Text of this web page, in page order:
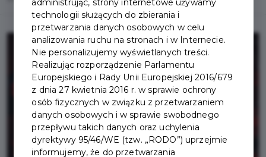
technologii służących do zbierania i
przetwarzania danych osobowych w celu
analizowania ruchu na stronach i w Internecie.
Nie personalizujemy wyświetlanych treści.
Realizując rozporządzenie Parlamentu
Europejskiego i Rady Unii Europejskiej 2016/679
z dnia 27 kwietnia 2016 r. w sprawie ochrony
osób fizycznych w związku z przetwarzaniem
danych osobowych i w sprawie swobodnego
przepływu takich danych oraz uchylenia
dyrektywy 95/46/WE (tzw. „RODO”) uprzejmie
informujemy, że do przetwarzania